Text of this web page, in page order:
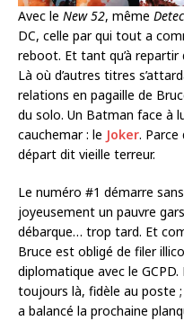
Avec le New 52, même
DC, celle par qui tout a
reboot. Et tant qu’à
Là où d’autres titres
relations en pagaille de
du solo. Un Batman face à
cauchemar : le Joker. Parce
départ dit vieille terreur.
Le numéro #1 démarre
joyeusement un pauvre
débarque… trop tard. Et
Bruce est obligé de filer
diplomatique avec le GCPD.
toujours là, fidèle au poste ;
a balancé la prochaine